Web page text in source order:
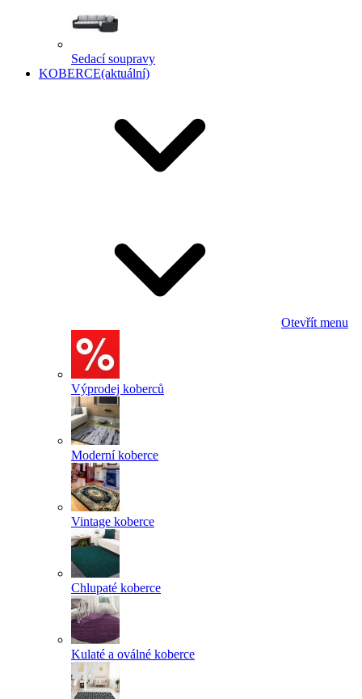
Sedací soupravy
KOBERCE(aktuální)
Otevřít menu
Výprodej koberců
Moderní koberce
Vintage koberce
Chlupaté koberce
Kulaté a oválné koberce